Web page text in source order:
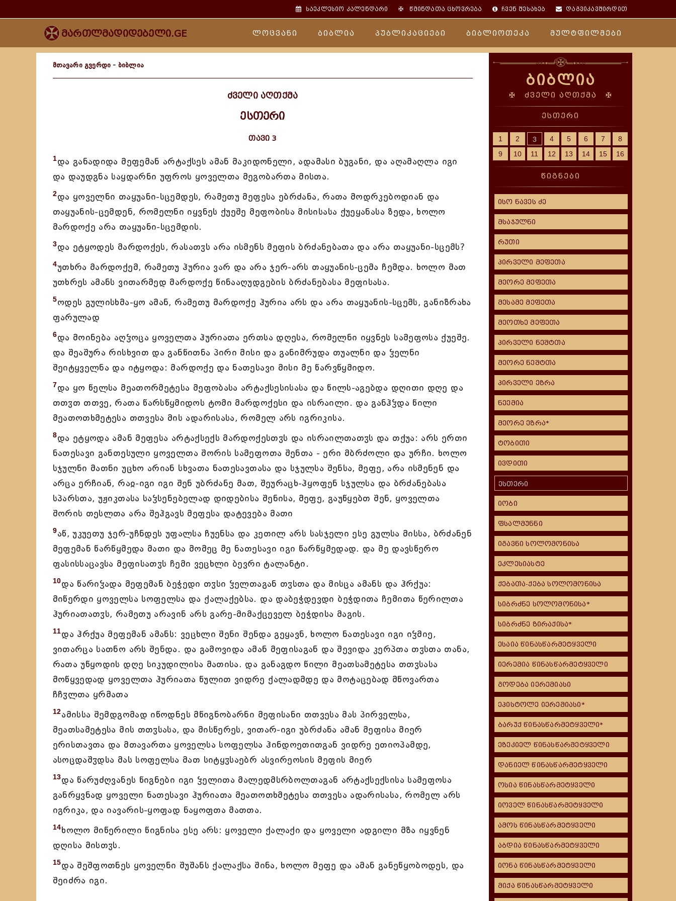
საეკლესიო კალენდარი ✠წმინდათა ცხოვრება ჩვენ შესახებ დაგვიკავშირდით
მართლმადიდებელი.GE ლოცვანი ბიბლია პუბლიკაციები ბიბლიოთეკა მულტფილმები
მთავარი გვერდი - ბიბლია
ძველი აღთქმა
ესთერი
თავი 3
1და განადიდა მეფემან არტაქსეს ამან მაკიდონელი, ადამასი ბუგანი, და აღამაღლა იგი
და დაუდგნა საყდარნი უფროს ყოველთა მეგობართა მისთა.
2და ყოველნი თაყუანი-სცემდეს, რამეთუ მეფესა ებრძანა, რათა მოდრკებოდიან და
თაყუანის-ცემდენ, რომელნი იყვნეს ქუეშე მეფობისა მისისასა ქუეყანასა ზედა, ხოლო
მარდოქე არა თაყუანი-სცემდის.
3და ეტყოდეს მარდოქეს, რასათჳს არა ისმენს მეფის ბრძანებათა და არა თაყუანი-სცემს?
4უთხრა მარდოქემ, რამეთუ ჰურია ვარ და არა ჯერ-არს თაყუანის-ცემა ჩემდა. ხოლო მათ
უთხრეს ამანს ვითარმედ მარდოქე წინააღუდგების ბრძანებასა მეფისასა.
5ოდეს გულისხმა-ყო ამან, რამეთუ მარდოქე ჰურია არს და არა თაყუანის-სცემს, განიზრახა
ფარულად
6და მოინება აღჴოცა ყოველთა ჰურიათა ერთსა დღესა, რომელნი იყვნეს სამეფოსა ქუეშე.
და შეაშურა რისხვით და განწითნა პირი მისი და განიმრუდა თუალნი და ჴელნი
შეიტყველნა და იტყოდა: მარდოქე და ნათესავი მისი მე წარვწყმიდო.
7და ყო წელსა მეათორმეტესა მეფობასა არტაქსესისასა და წილს-აგებდა დღითი დღე და
თთჳთ თთვე, რათა წარსწყმიდოს ტომი მარდოქესი და ისრაილი. და განჰჴდა წილი
მეათოთხმეტესა თთვესა მის ადარისასა, რომელ არს იგრიკისა.
8და ეტყოდა ამან მეფესა არტაქსექს მარდოქესთჳს და ისრაილთათჳს და თქუა: არს ერთი
ნათესავი განთესული ყოველთა შორის სამეფოთა შენთა - ერი მბრძოლი და ურჩი. ხოლო
სჯულნი მათნი უცხო არიან სხვათა ნათესავთასა და სჯულსა შენსა, მეფე, არა ისმენენ და
არცა ერჩიან, რაჲ-იგი იგი შენ უბრძანე მათ, შეურაცხ-ჰყოფენ სჯულსა და ბრძანებასა
სპარსთა, უჟიკთასა საჴსენებელად დიდებისა შენისა, მეფე, გაუწყებთ შენ, ყოველთა
შორის თესლთა არა შეჰგავს მეფესა დატევება მათი
9აწ, უკუეთუ ჯერ-უჩნდეს უფალსა ჩუენსა და კეთილ არს სასჯელი ესე გულსა მისსა, ბრძანენ
მეფემან წარწყმედა მათი და მომეც მე ნათესავი იგი წარწყმედად. და მე დავსწერო
ფასისსაცავსა მეფისათჳს ჩემი ვეცხლი ბევრი ტალანტი.
10და წარიჴადა მეფემან ბეჭედი თჳსი ჴელთაგან თჳსთა და მისცა ამანს და ჰრქუა:
მიწერდი ყოველსა სოფელსა და ქალაქებსა. და დაბეჭდევდი ბეჭდითა ჩემითა წერილთა
ჰურიათათჳს, რამეთუ არავინ არს გარე-მიმაქცეველ ბეჭდისა მაგის.
11და ჰრქუა მეფემან ამანს: ვეცხლი შენი შენდა გეყავნ, ხოლო ნათესავი იგი იჴმიე,
ვითარცა სათნო არს შენდა. და გამოვიდა ამან მეფისაგან და შევიდა კერპთა თჳსთა თანა,
რათა უწყოდის დღე სიკუდილისა მათისა. და განაგდო წილი მეათსამეტესა თთჳსასა
მოწყვედად ყოველთა ჰურიათა წულით ვიდრე ქალადმდე და მოტაცებად მწოვართა
ჩჩჳლთა ყრმათა
12ამისსა შემდგომად იწოდნეს მწიგნობარნი მეფისანი თთვესა მას პირველსა,
მეათსამეტესა მის თთჳსასა, და მისწერეს, ვითარ-იგი უბრძანა ამან მეფისა მიერ
ერისთავთა და მთავართა ყოველსა სოფელსა ჰინდოეთითგან ვიდრე ეთიოპამდე,
ასოცდაშჳდსა მას სოფელსა მათ სიტყჳსაებრ ასვირეოსის მეფის მიერ
13და წარუძღვანეს წიგნები იგი ჴელითა მალედმსრბოლთაგან არტაქსექსისა სამეფოსა
განრყვნად ყოველი ნათესავი ჰურიათა მეათოთხმეტესა თთვესა ადარისასა, რომელ არს
იგრიკა, და იავარის-ყოფად ნაყოფთა მათთა.
14ხოლო მიწერილი წიგნისა ესე არს: ყოველი ქალაქი და ყოველი ადგილი მზა იყვნენ
დღისა მისთჳს.
15და შეშფოთნეს ყოველნი შუშანს ქალაქსა შინა, ხოლო მეფე და ამან განეწყობოდეს, და
შეიძრა იგი.
ბიბლია
✠ ძველი აღთქმა ✠
ესთერი
1 2 3 4 5 6 7
8
9
10 11 12 13 14 15 16
წიგნები
ისო ნავეს ძე
მსაჯულნი
რუთი
პირველი მეფეთა
მეორე მეფეთა
მესამე მეფეთა
მეოთხე მეფეთა
პირველი ნეშტთა
მეორე ნეშტთა
პირველი ეზრა
ნეემია
მეორე ეზრა*
ტობითი
ივდითი
ესთერი
იობი
ფსალმუნნი
იგავნი სოლომონისა
ეკლესიასტე
ქებათა-ქება სოლომონისა
სიბრძნე სოლომონისა*
სიბრძნე ზირაქისა*
ესაია წინასწარმეტყველი
იერემია წინასწარმეტყველი
გოდება იერემიასი
ეპისტოლე იერემიასი*
ბარუქ წინასწარმეტყველი*
ეზეკიელ წინასწარმეტყველი
დანიელ წინასწარმეტყველი
ოსია წინასწარმეტყველი
იოველ წინასწარმეტყველი
ამოს წინასწარმეტყველი
აბდია წინასწარმეტყველი
იონა წინასწარმეტყველი
მიქა წინასწარმეტყველი